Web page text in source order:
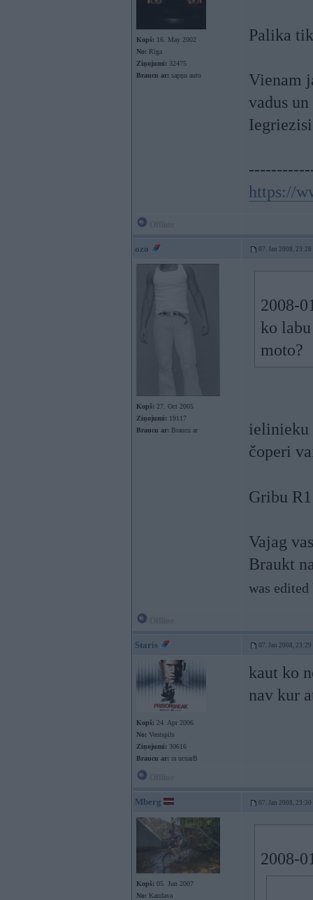
Kopš: 16. May 2002
No: Rīga
Ziņojumi: 32475
Braucu ar: sapņu auto
Palika
Vienam
vadus
https://
ozo 07. Jan 2008, 23:28
Kopš: 27. Oct 2005
Ziņojumi: 19117
Braucu ar: Braucu ar
2008-
ko
moto?
ielinieku
čoperi
Gribu
Vajag
Braukt
was
Staris 07. Jan 2008, 23:29
Kopš: 24. Apr 2006
No: Ventspils
Ziņojumi: 30616
Braucu ar: ra ucuarB
kaut ko
nav kur
Mberg 07. Jan 2008, 23:30
Kopš: 05. Jun 2007
No: Kandava
2008-